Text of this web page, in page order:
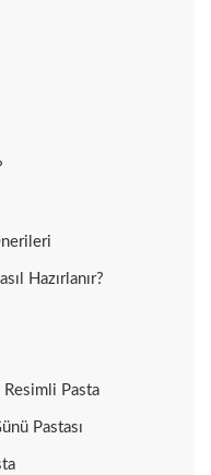
Hazırlanır?
Pasta
Pastası